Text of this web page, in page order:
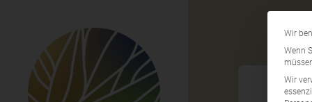
Wir
Wenn
Wir